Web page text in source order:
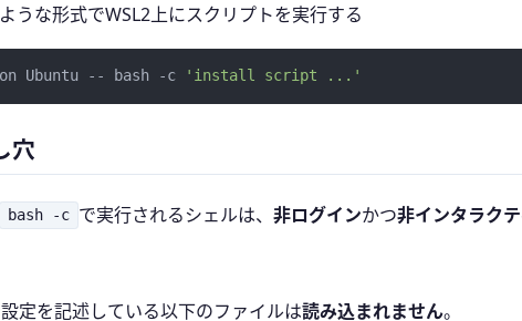
うな形式でWSL2上にスクリプトを実行する
Ubuntu -- bash -c 'install script ...'
穴
bash -c で実行されるシェルは、 非ログインかつ非インタラク
定を記述している以下のファイルは読み込まれません。